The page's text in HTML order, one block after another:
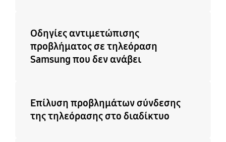
Οδηγίες αντιμετώπισης
προβλήματος σε τηλεόραση
Samsung που δεν ανάβει
Επίλυση προβλημάτων σύνδεσης
της τηλεόρασης στο διαδίκτυο